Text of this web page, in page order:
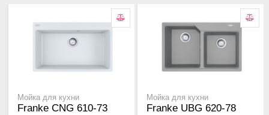
Мойка для кухни
Franke CNG 610-73
Мойка для кухни
Franke UBG 620-78